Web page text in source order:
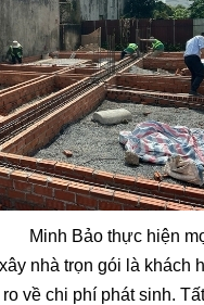
Minh Bảo thực hiện
nhà trọn gói là khách
về chi phí phát sinh.